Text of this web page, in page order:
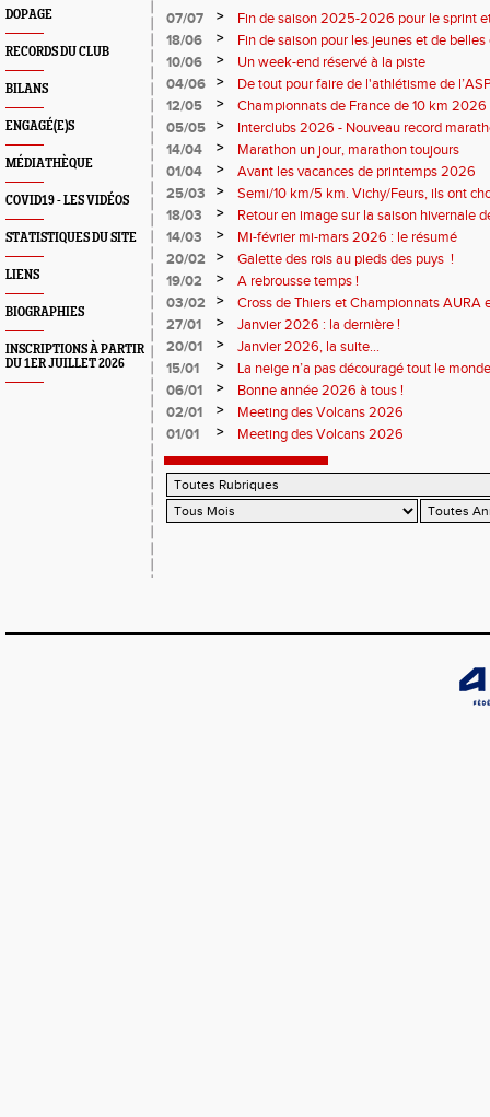
DOPAGE
RECORDS DU CLUB
BILANS
ENGAGÉ(E)S
MÉDIATHÈQUE
COVID19 - LES VIDÉOS
STATISTIQUES DU SITE
LIENS
BIOGRAPHIES
INSCRIPTIONS À PARTIR
DU 1ER JUILLET 2026
07/07 >
Fin de saison 2025-2026 pour le sprint
18/06
>
Fin de saison pour les jeunes et de
10/06
>
Un week-end réservé à la piste
04/06
>
De tout pour faire de l'athlétisme de
monde souriant
12/05 >
Championnats de France de 10 km
Soirées piste
05/05 >
Interclubs 2026 - Nouveau record
résultats
14/04 >
Marathon un jour, marathon toujours
01/04
>
Avant les vacances de printemps 2026
25/03
>
Semi/10 km/5 km. Vichy/Feurs, ils ont
18/03
>
Retour en image sur la saison hivernale
14/03
>
Mi-février mi-mars 2026 : le résumé
20/02
>
Galette des rois au pieds des puys !
19/02
>
A rebrousse temps !
03/02
>
Cross de Thiers et Championnats AURA
27/01
>
Janvier 2026 : la dernière !
20/01
>
Janvier 2026, la suite...
15/01
>
La neige n’a pas découragé tout le
06/01
>
Bonne année 2026 à tous !
02/01
>
Meeting des Volcans 2026
01/01
> Meeting des Volcans 2026